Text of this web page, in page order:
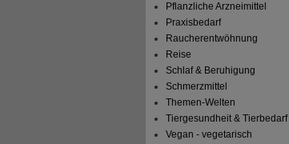
Pflanzliche Arzneimittel
Praxisbedarf
Raucherentwöhnung
Reise
Schlaf & Beruhigung
Schmerzmittel
Themen-Welten
Tiergesundheit & Tierbedarf
Vegan - vegetarisch